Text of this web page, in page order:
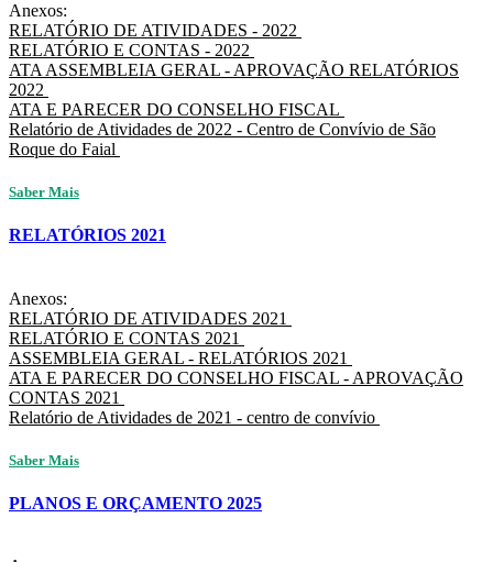
Anexos:
RELATÓRIO DE ATIVIDADES - 2022
RELATÓRIO E CONTAS - 2022
ATA ASSEMBLEIA GERAL - APROVAÇÃO RELATÓRIOS
2022
ATA E PARECER DO CONSELHO FISCAL
Relatório de Atividades de 2022 - Centro de Convívio de São
Roque do Faial
Saber Mais
RELATÓRIOS 2021
Anexos:
RELATÓRIO DE ATIVIDADES 2021
RELATÓRIO E CONTAS 2021
ASSEMBLEIA GERAL - RELATÓRIOS 2021
ATA E PARECER DO CONSELHO FISCAL - APROVAÇÃO
CONTAS 2021
Relatório de Atividades de 2021 - centro de convívio
Saber Mais
PLANOS E ORÇAMENTO 2025